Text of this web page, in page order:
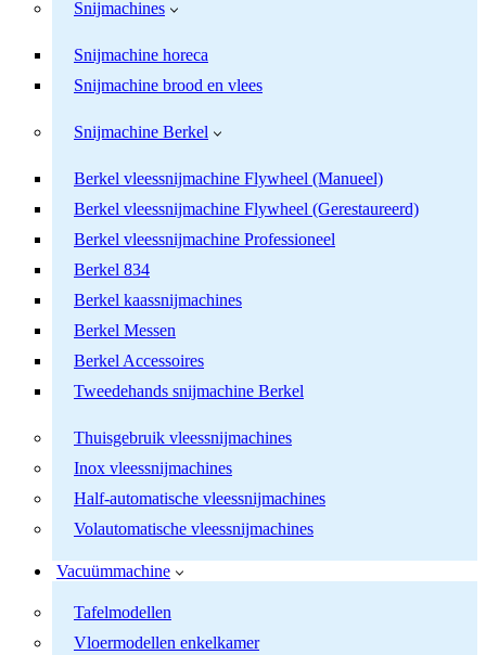
Snijmachines
Snijmachine horeca
Snijmachine brood en vlees
Snijmachine Berkel
Berkel vleessnijmachine Flywheel (Manueel)
Berkel vleessnijmachine Flywheel (Gerestaureerd)
Berkel vleessnijmachine Professioneel
Berkel 834
Berkel kaassnijmachines
Berkel Messen
Berkel Accessoires
Tweedehands snijmachine Berkel
Thuisgebruik vleessnijmachines
Inox vleessnijmachines
Half-automatische vleessnijmachines
Volautomatische vleessnijmachines
Vacuümmachine
Tafelmodellen
Vloermodellen enkelkamer